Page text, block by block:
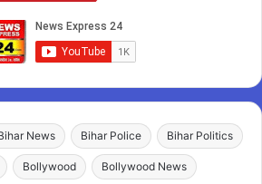
News Bihar Police Bihar Politics
Bollywood Bollywood News